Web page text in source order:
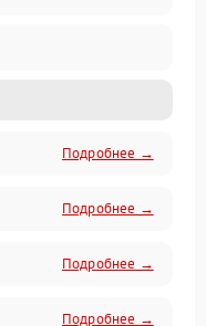
Подробнее →
Подробнее →
Подробнее →
Подробнее →